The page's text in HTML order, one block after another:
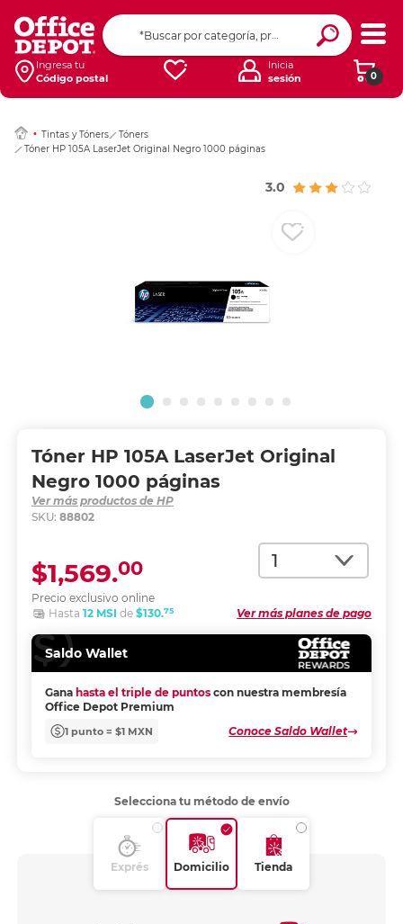
Ingresa tu
Código postal
0
Inicia
sesión
Tintas y Tóners
Tóners
Tóner HP 105A LaserJet Original Negro 1000 páginas
3.0
Tóner HP 105A LaserJet Original
Negro 1000 páginas
Ver más productos de HP
SKU: 88802
Cantidad
Precio exclusivo online
$1,569.00
Ver más planes de pago
Hasta 12 MSI de $130.75
Saldo Wallet
Gana hasta el triple de puntos con nuestra membresía
Office Depot Premium
1 punto = $1 MXN Conoce Saldo Wallet
Ingresar Codigo
Selecciona tu método de envío
Exprés Domicilio Tienda